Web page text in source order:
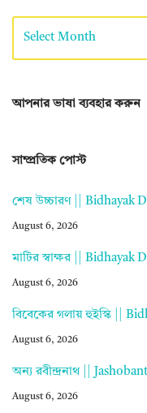
আপনার ভাষা ব্যবহার করুন
সাম্প্রতিক পোস্ট
শেষ উচ্চারণ || Bidhayak
August 6, 2026
মাটির স্বাক্ষর || Bidhayak
August 6, 2026
বিবেকের গলায় হুইস্কি ||
August 6, 2026
অন্য রবীন্দ্রনাথ ||
August 6, 2026